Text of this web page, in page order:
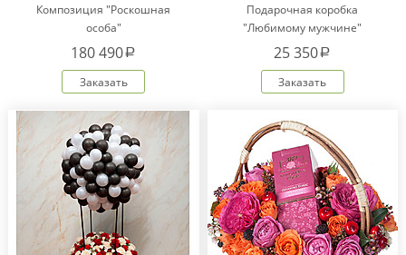
Композиция "Роскошная
особа"
180 490a
Заказать
Подарочная коробка
"Любимому мужчине"
25 350a
Заказать